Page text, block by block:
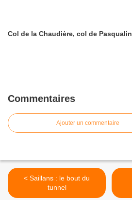
Col de la Chaudière, col de Pasqualin
Commentaires
Ajouter un commentaire
< Saillans : le bout du
tunnel